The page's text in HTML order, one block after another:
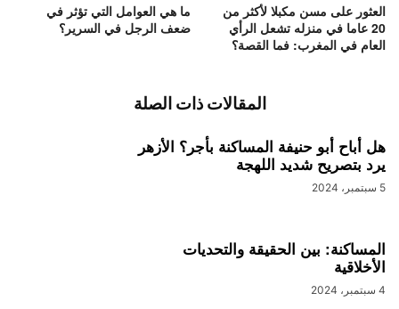
ما هي العوامل التي تؤثر في
ضعف الرجل في السرير؟
العثور على مسن مكبلا لأكثر من
20 عاما في منزله تشعل الرأي
العام في المغرب: فما القصة؟
المقالات ذات الصلة
هل أباح أبو حنيفة المساكنة بأجر؟ الأزهر
يرد بتصريح شديد اللهجة
5 سبتمبر، 2024
المساكنة: بين الحقيقة والتحديات
الأخلاقية
4 سبتمبر، 2024